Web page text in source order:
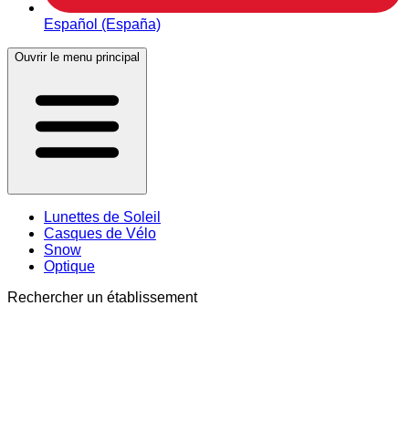
Español (España)
Ouvrir le menu principal
Lunettes de Soleil
Casques de Vélo
Snow
Optique
Rechercher un établissement